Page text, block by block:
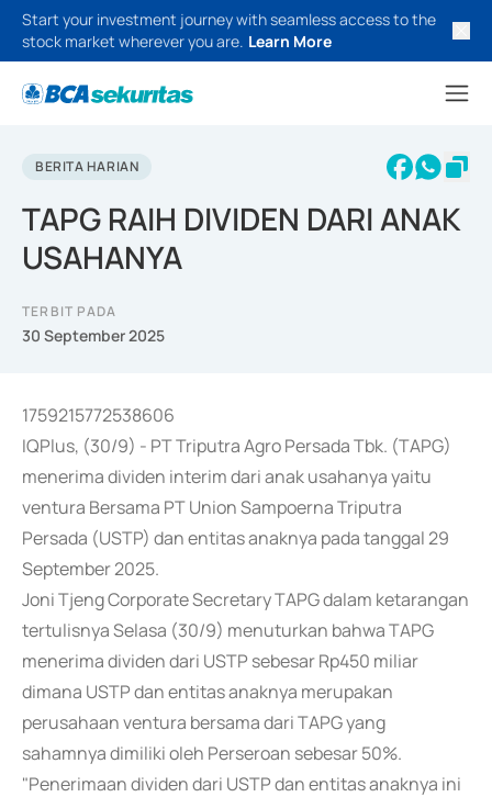
Start your investment journey with seamless access to the
stock market wherever you are. Learn More
BERITA HARIAN
TAPG RAIH DIVIDEN DARI ANAK
USAHANYA
TERBIT PADA
30 September 2025
1759215772538606
IQPlus, (30/9) - PT Triputra Agro Persada Tbk. (TAPG)
menerima dividen interim dari anak usahanya yaitu
ventura Bersama PT Union Sampoerna Triputra
Persada (USTP) dan entitas anaknya pada tanggal 29
September 2025.
Joni Tjeng Corporate Secretary TAPG dalam ketarangan
tertulisnya Selasa (30/9) menuturkan bahwa TAPG
menerima dividen dari USTP sebesar Rp450 miliar
dimana USTP dan entitas anaknya merupakan
perusahaan ventura bersama dari TAPG yang
sahamnya dimiliki oleh Perseroan sebesar 50%.
"Penerimaan dividen dari USTP dan entitas anaknya ini